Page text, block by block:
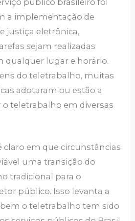
público brasileiro foi
a implementação de
justiça eletrônica,
sejam realizadas
qualquer lugar e horário.
do teletrabalho, muitas
adotaram ou estão a
o teletrabalho em diversas
claro em que circunstâncias
uma transição do
tradicional para o
público. Isso levanta a
o teletrabalho tem sido